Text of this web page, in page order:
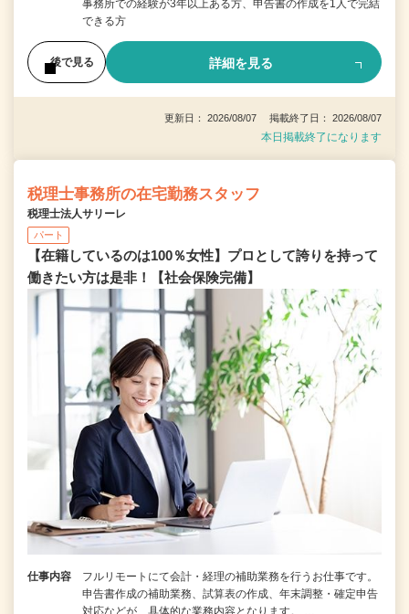
事務所での経験が3年以上ある方、申告書の作成を1人で完結
できる方
後で見る 詳細を見る
更新日： 2026/08/07 掲載終了日： 2026/08/07
本日掲載終了になります
税理士事務所の在宅勤務スタッフ
税理士法人サリーレ
パート
【在籍しているのは100％女性】プロとして誇りを持って
働きたい方は是非！【社会保険完備】
仕事内容
フルリモートにて会計・経理の補助業務を行うお仕事です。
申告書作成の補助業務、試算表の作成、年末調整・確定申告